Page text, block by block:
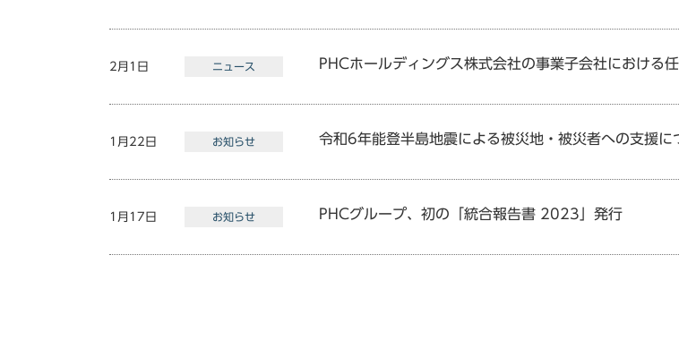
2月1日 ニュース PHCホールディングス株式会社の事業子会社における
1月22日 お知らせ 令和6年能登半島地震による被災地・被災者への支援に
1月17日 お知らせ PHCグループ、初の「統合報告書 2023」発行